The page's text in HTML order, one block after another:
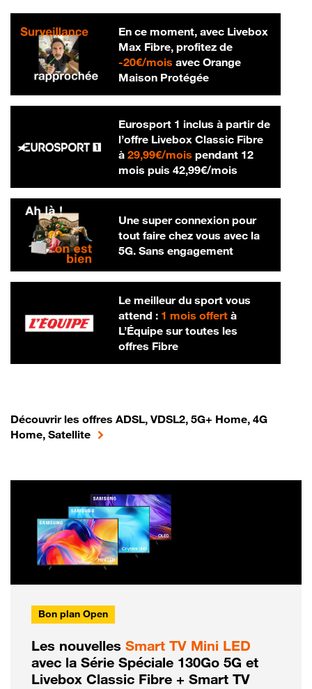
En ce moment, avec Livebox
Max Fibre, profitez de
-20€/mois20 € par mois
avec Orange
Maison Protégée
Eurosport 1 inclus à partir de
l’offre Livebox Classic Fibre
à 29,99€/mois29,99 € par mois
pendant 12
mois puis 42,99€/mois42,99 € par
Une super connexion pour
tout faire chez vous avec la
5G. Sans engagement
Le meilleur du sport vous
attend : 1 mois offertà
L’Équipe sur toutes les
offres Fibre
Découvrir les offres ADSL, VDSL2, 5G+ Home, 4G
Home, Satellite
Bon plan Open
Les nouvelles Smart TV Mini LED
avec la Série Spéciale 130Go 5G et
Livebox Classic Fibre + Smart TV